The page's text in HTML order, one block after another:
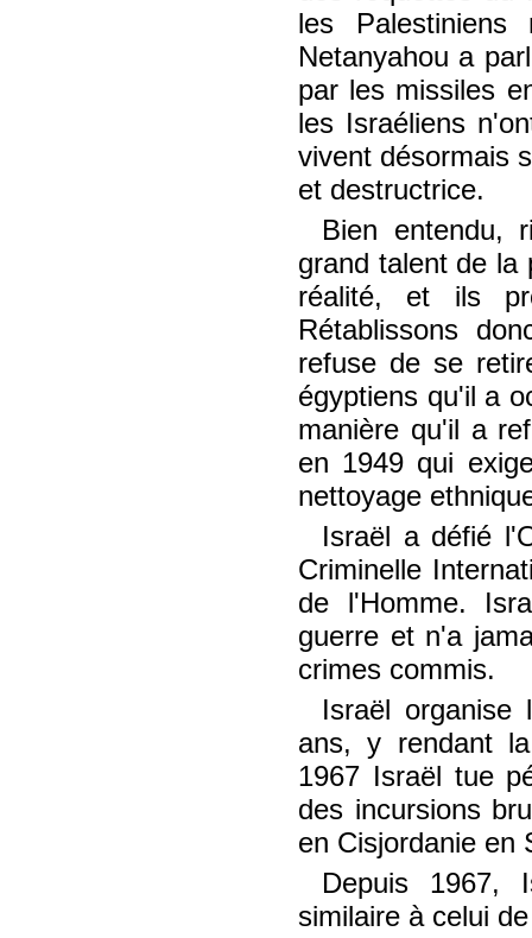
les
Netanyahou a
par les missiles
les Israéliens
vivent désormais
et destructrice.
Bien entendu,
grand talent de la
réalité, et ils
Rétablissons
refuse de se
égyptiens qu'il a
manière qu'il a
en 1949 qui
nettoyage
Israël a défié
Criminelle
de l'Homme.
guerre et n'a
crimes commis.
Israël
ans, y rendant
1967 Israël tue
des incursions
en Cisjordanie en
Depuis 1967,
similaire à celui